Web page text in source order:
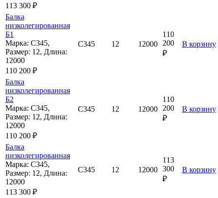
113 300 ₽
Балка
низколегированная
Б1
Марка: С345,
Размер: 12, Длина:
12000
110 200 ₽
С345 12 12000
110
200
₽
В корзину
Балка
низколегированная
Б2
Марка: С345,
Размер: 12, Длина:
12000
110 200 ₽
С345 12 12000
110
200
₽
В корзину
Балка
низколегированная
Марка: С345,
Размер: 12, Длина:
12000
113 300 ₽
С345 12 12000
113
300
₽
В корзину